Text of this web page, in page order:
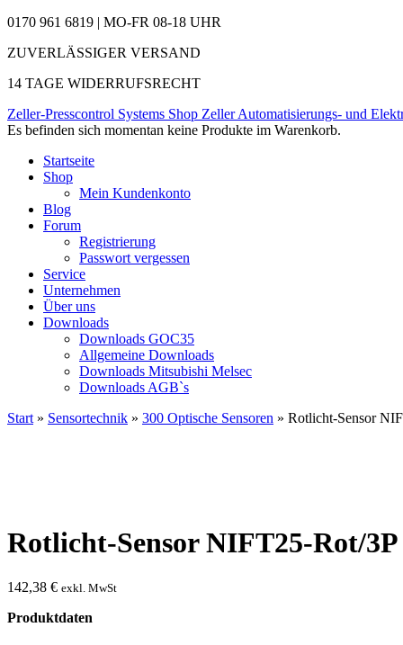
0170 961 6819 | MO-FR 08-18 UHR
ZUVERLÄSSIGER VERSAND
14 TAGE WIDERRUFSRECHT
Zeller-Presscontrol Systems Shop Zeller Automatisierungs- und
Es befinden sich momentan keine Produkte im Warenkorb.
Startseite
Shop
Mein Kundenkonto
Blog
Forum
Registrierung
Passwort vergessen
Service
Unternehmen
Über uns
Downloads
Downloads GOC35
Allgemeine Downloads
Downloads Mitsubishi Melsec
Downloads AGB`s
Start » Sensortechnik » 300 Optische Sensoren » Rotlicht-Sensor
Rotlicht-Sensor NIFT25-Rot/3P
142,38 € exkl. MwSt
Produktdaten